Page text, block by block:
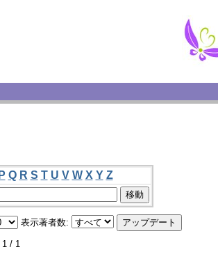
P Q R S T U V W X Y Z
表示著者数:
1 / 1